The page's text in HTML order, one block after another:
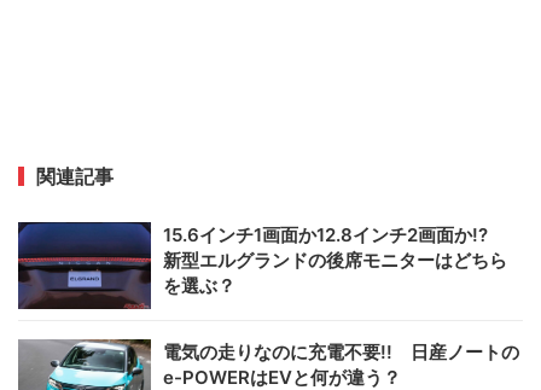
関連記事
15.6インチ1画面か12.8インチ2画面か!?
新型エルグランドの後席モニターはどちら
を選ぶ？
電気の走りなのに充電不要!! 日産ノートの
e-POWERはEVと何が違う？